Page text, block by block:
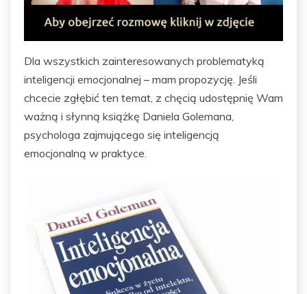
Dla wszystkich zainteresowanych problematyką
inteligencji emocjonalnej – mam propozycję. Jeśli
chcecie zgłębić ten temat, z chęcią udostępnię Wam
ważną i słynną książkę Daniela Golemana,
psychologa zajmującego się inteligencją
emocjonalną w praktyce.